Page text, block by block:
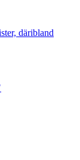
däribland